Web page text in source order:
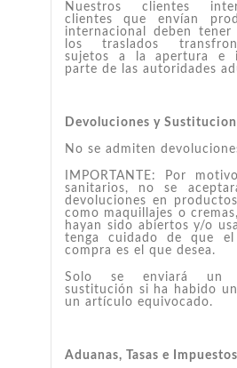
Nuestros clientes
clientes que envían
internacional deben
los traslados
sujetos a la apertura e
parte de las autoridades
Devoluciones y
No se admiten
IMPORTANTE: Por
sanitarios, no se
devoluciones en
como maquillajes o
hayan sido abiertos y/o
tenga cuidado de que
compra es el que desea.
Solo se enviará un
sustitución si ha habido
un artículo equivocado.
Aduanas, Tasas e Impuestos